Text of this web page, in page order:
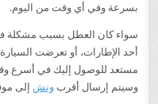
بسرعة وفي أي وقت من اليوم.
سواء كان العطل بسبب مشكلة
أحد الإطارات، أو تعرضت
مستعد للوصول إليك في أسرع
وسيتم إرسال أقربونش إلى